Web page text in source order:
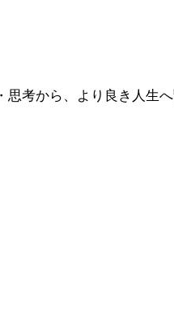
考から、より良き人生へ